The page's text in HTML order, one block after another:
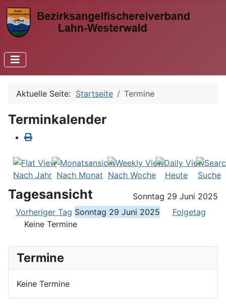
Termine
Keine Termine
Aktuelle Seite: Startseite Termine
Terminkalender
Nach Jahr Nach Monat Nach Woche Heute Suche
Tagesansicht
Sonntag 29 Juni 2025
Vorheriger Tag Sonntag 29 Juni 2025
Folgetag
Keine Termine